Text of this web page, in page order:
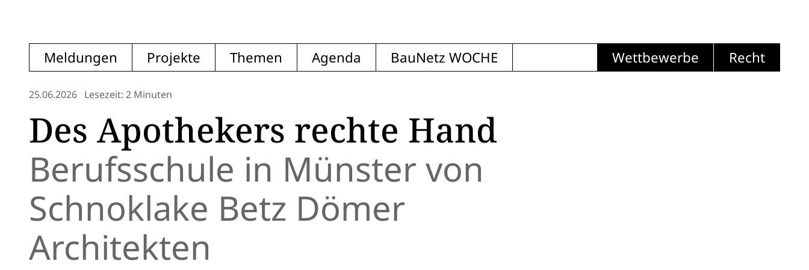
Meldungen Projekte Themen Agenda BauNetz WOCHE Wettbewerbe Recht
25.06.2026 Lesezeit: 2 Minuten
Des Apothekers rechte Hand
Berufsschule in Münster von
Schnoklake Betz Dömer
Architekten